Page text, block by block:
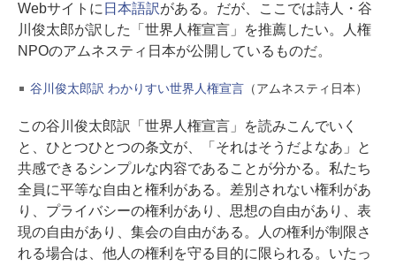
Webサイトに 日本語訳がある。だが、ここでは詩人・谷
川俊太郎が訳した「世界人権宣言」を推薦したい。人権
NPOのアムネスティ日本が公開しているものだ。
谷川俊太郎訳 わかりすい世界人権宣言（アムネスティ日本）
この谷川俊太郎訳「世界人権宣言」を読みこんでいく
と、ひとつひとつの条文が、「それはそうだよなあ」と
共感できるシンプルな内容であることが分かる。私たち
全員に平等な自由と権利がある。差別されない権利があ
り、プライバシーの権利があり、思想の自由があり、表
現の自由があり、集会の自由がある。人の権利が制限さ
れる場合は、他人の権利を守る目的に限られる。いたっ